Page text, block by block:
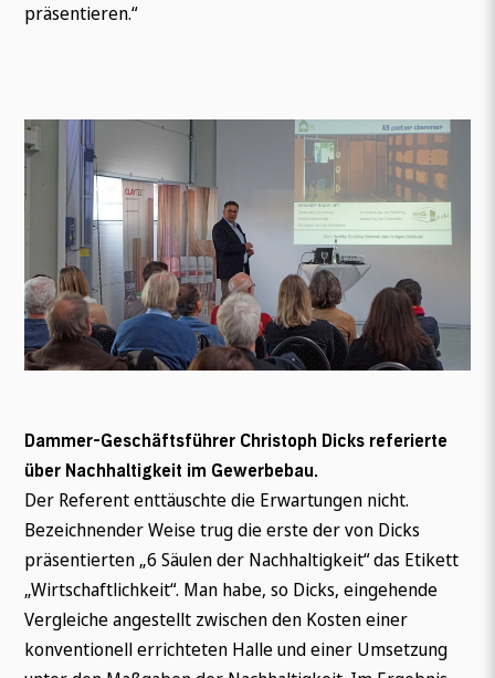
präsentieren.“
Dammer-Geschäftsführer Christoph Dicks referierte
über Nachhaltigkeit im Gewerbebau.
Der Referent enttäuschte die Erwartungen nicht.
Bezeichnender Weise trug die erste der von Dicks
präsentierten „6 Säulen der Nachhaltigkeit“ das Etikett
„Wirtschaftlichkeit“. Man habe, so Dicks, eingehende
Vergleiche angestellt zwischen den Kosten einer
konventionell errichteten Halle und einer Umsetzung